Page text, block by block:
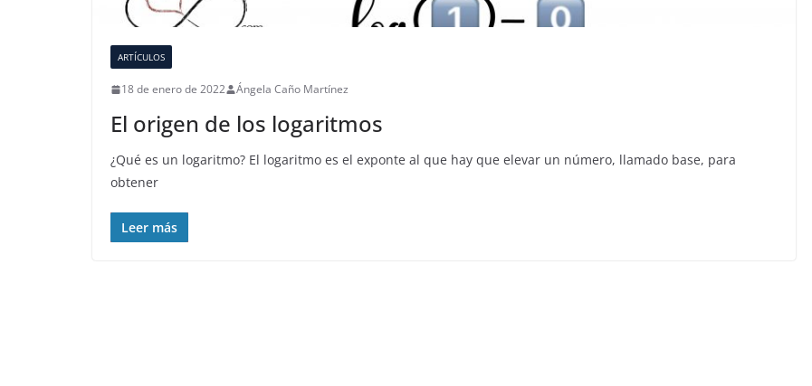
ARTÍCULOS
18 de enero de 2022 Ángela Caño Martínez
El origen de los logaritmos
¿Qué es un logaritmo? El logaritmo es el exponte al que hay que elevar un número, llamado base, para
obtener
Leer más